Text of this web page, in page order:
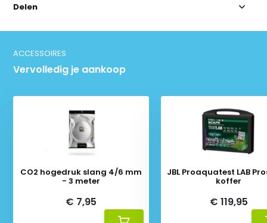
Delen
ACCESSOIRES
Vervolledig je aankoop
CO2 hogedruk slang 4/6 mm
- 3 meter
€ 7,95
JBL Proaquatest LAB
koffer
€ 119,95